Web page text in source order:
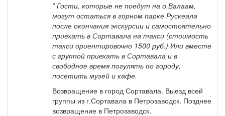
* Гости, которые не поедут на о.Валаам,
могут остаться в горном парке Рускеала
после окончания экскурсии и самостоятельно
приехать в Сортавала на такси (стоимость
такси ориентировочно 1500 руб.) Или вместе
с группой приехать в Сортавала и в
свободное время погулять по городу,
посетить музей и кафе.
Возвращение в город Сортавала. Выезд всей
группы из г.Сортавала в Петрозаводск. Позднее
возвращение в Петрозаводск.